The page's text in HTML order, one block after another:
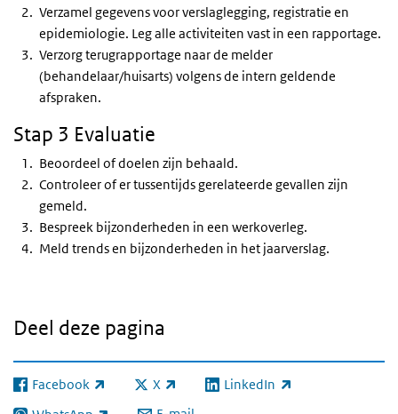
Verzamel gegevens voor verslaglegging, registratie en
epidemiologie. Leg alle activiteiten vast in een rapportage.
Verzorg terugrapportage naar de melder
(behandelaar/huisarts) volgens de intern geldende
afspraken.
Stap 3 Evaluatie
Beoordeel of doelen zijn behaald.
Controleer of er tussentijds gerelateerde gevallen zijn
gemeld.
Bespreek bijzonderheden in een werkoverleg.
Meld trends en bijzonderheden in het jaarverslag.
Deel deze pagina
Facebook
(externe link) X
(externe link) LinkedIn
(externe link)